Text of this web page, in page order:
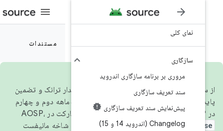
اندروید
سازگاری
همسو شدن با مدل توسعه پایدار ترانک و تضمین
کد منبع را در سه‌ماهه دوم و چهارم
استفاده کنید. شاخه مانیفست